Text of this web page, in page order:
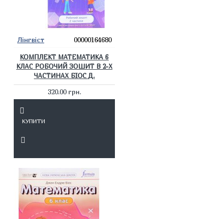
Лінгвіст 00000164680
КОМПЛЕКТ МАТЕМАТИКА 6
КЛАС РОБОЧИЙ ЗОШИТ В 2-Х
ЧАСТИНАХ БІОС Д.
320.00 грн.
КУПИТИ